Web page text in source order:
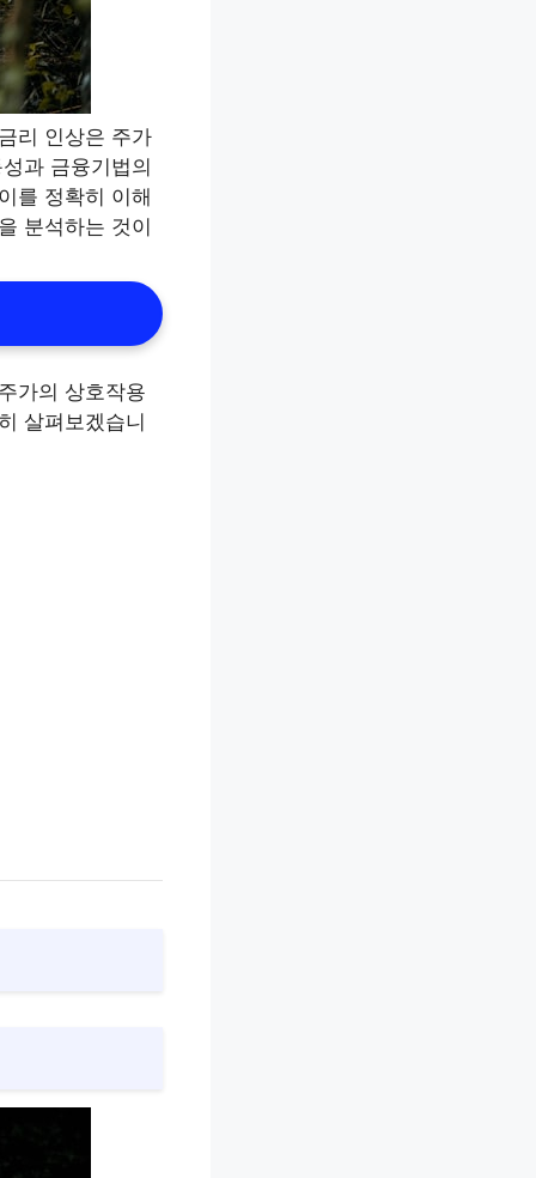
리 인상은 주가
과 금융기법의
를 정확히 이해
분석하는 것이
가의 상호작용
살펴보겠습니